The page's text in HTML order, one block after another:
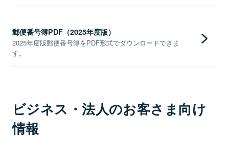
郵便番号簿PDF（2025年度版）
2025年度版郵便番号簿をPDF形式でダウンロードできま
す。
ビジネス・法人のお客さま向け
情報